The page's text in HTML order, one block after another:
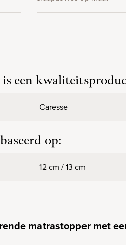
een
Caresse
op:
12 cm / 13 cm
matrastopper met